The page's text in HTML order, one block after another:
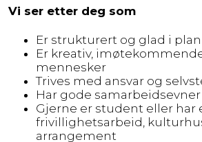
Vi ser etter deg som
Er strukturert og glad i
Er kreativ,
mennesker
Trives med ansvar og
Har gode samarbeidsevner
Gjerne er student eller har
frivillighetsarbeid,
arrangement